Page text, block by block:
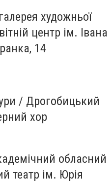
художньої
центр ім. Івана
14
/ Дрогобицький
хор
обласний
театр ім. Юрія